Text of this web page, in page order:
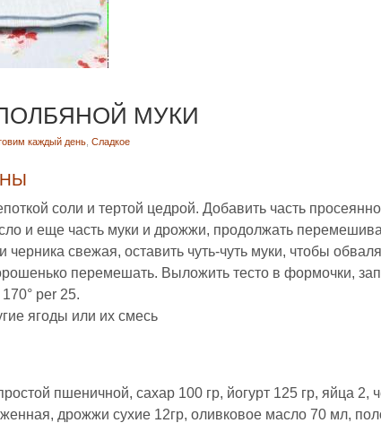
МУКИ
каждый день Сладкое
соли и тертой цедрой. Добавить часть
и еще часть муки и дрожжи, продолжать
черника свежая, оставить чуть-чуть муки, чтобы
перемешать. Выложить тесто в формочки,
per 25.
ягоды или их смесь
пшеничной, сахар 100 гр, йогурт 125 гр, яйца 2,
дрожжи сухие 12гр, оливковое масло 70 мл,